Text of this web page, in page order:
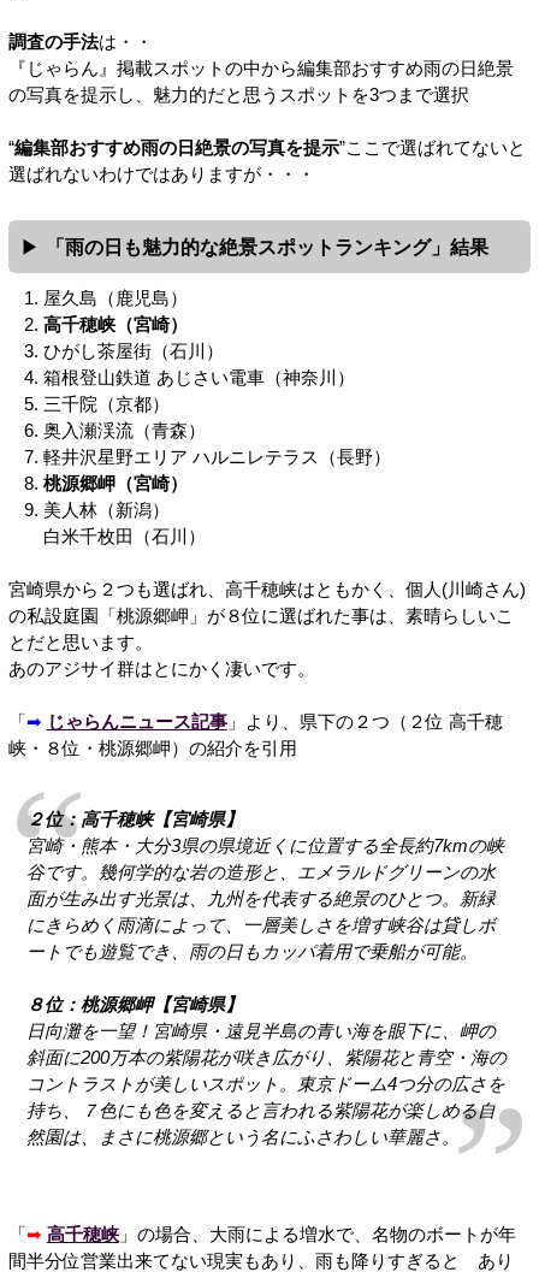
調査の手法は・・
『じゃらん』掲載スポットの中から編集部おすすめ雨の日絶景
の写真を提示し、魅力的だと思うスポットを3つまで選択
“編集部おすすめ雨の日絶景の写真を提示”ここで選ばれてないと
選ばれないわけではありますが・・・
「雨の日も魅力的な絶景スポットランキング」結果
屋久島（鹿児島）
高千穂峡（宮崎）
ひがし茶屋街（石川）
箱根登山鉄道 あじさい電車（神奈川）
三千院（京都）
奥入瀬渓流（青森）
軽井沢星野エリア ハルニレテラス（長野）
桃源郷岬（宮崎）
美人林（新潟）
白米千枚田（石川）
宮崎県から２つも選ばれ、高千穂峡はともかく、個人(川崎さん)
の私設庭園「桃源郷岬」が８位に選ばれた事は、素晴らしいこ
とだと思います。
あのアジサイ群はとにかく凄いです。
「➡ じゃらんニュース記事」より、県下の２つ（２位 高千穂
峡・８位・桃源郷岬）の紹介を引用
２位：高千穂峡【宮崎県】
宮崎・熊本・大分3県の県境近くに位置する全長約7kmの峡
谷です。幾何学的な岩の造形と、エメラルドグリーンの水
面が生み出す光景は、九州を代表する絶景のひとつ。新緑
にきらめく雨滴によって、一層美しさを増す峡谷は貸しボ
ートでも遊覧でき、雨の日もカッパ着用で乗船が可能。
８位：桃源郷岬【宮崎県】
日向灘を一望！宮崎県・遠見半島の青い海を眼下に、岬の
斜面に200万本の紫陽花が咲き広がり、紫陽花と青空・海の
コントラストが美しいスポット。東京ドーム4つ分の広さを
持ち、７色にも色を変えると言われる紫陽花が楽しめる自
然園は、まさに桃源郷という名にふさわしい華麗さ。
「➡ 高千穂峡」の場合、大雨による増水で、名物のボートが年
間半分位営業出来てない現実もあり、雨も降りすぎると あり